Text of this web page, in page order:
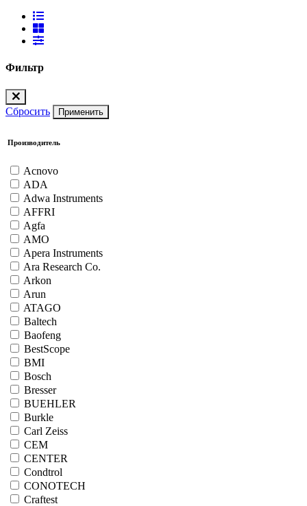
Фильтр
Сбросить Применить
Производитель
Acnovo
ADA
Adwa Instruments
AFFRI
Agfa
AMO
Apera Instruments
Ara Research Co.
Arkon
Arun
ATAGO
Baltech
Baofeng
BestScope
BMI
Bosch
Bresser
BUEHLER
Burkle
Carl Zeiss
CEM
CENTER
Condtrol
CONOTECH
Craftest